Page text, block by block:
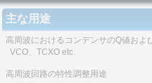
主な用途
高周波におけるコンデンサのQ値およ
VCO、TCXO etc.
高周波回路の特性調整用途